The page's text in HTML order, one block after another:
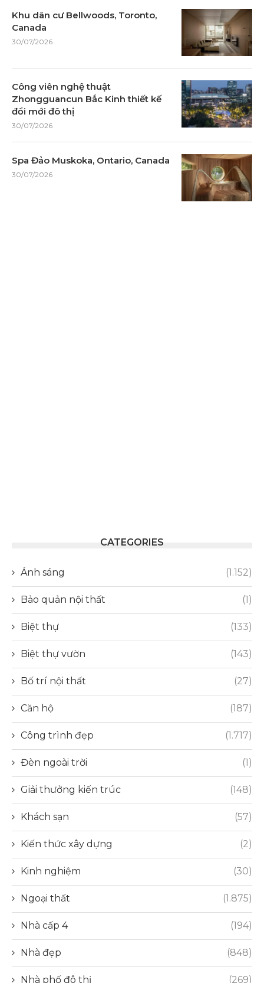
Khu dân cư Bellwoods, Toronto,
Canada
30/07/2026
Công viên nghệ thuật
Zhongguancun Bắc Kinh thiết kế
đổi mới đô thị
30/07/2026
Spa Đảo Muskoka, Ontario, Canada
30/07/2026
CATEGORIES
Ánh sáng (1.152)
Bảo quản nội thất (1)
Biệt thự (133)
Biệt thự vườn (143)
Bố trí nội thất (27)
Căn hộ (187)
Công trình đẹp (1.717)
Đèn ngoài trời (1)
Giải thưởng kiến trúc (148)
Khách sạn (57)
Kiến thức xây dựng (2)
Kinh nghiệm (30)
Ngoại thất (1.875)
Nhà cấp 4 (194)
Nhà đẹp (848)
Nhà phố đô thị (269)